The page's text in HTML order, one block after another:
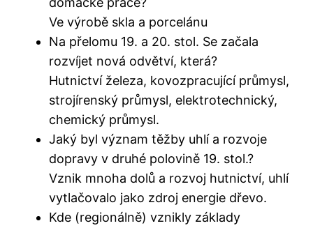
Ve výrobě skla a porcelánu
Na přelomu 19. a 20. stol. Se začala
rozvíjet nová odvětví, která?
Hutnictví železa, kovozpracující průmysl,
strojírenský průmysl, elektrotechnický,
chemický průmysl.
Jaký byl význam těžby uhlí a rozvoje
dopravy v druhé polovině 19. stol.?
Vznik mnoha dolů a rozvoj hutnictví, uhlí
vytlačovalo jako zdroj energie dřevo.
Kde (regionálně) vznikly základy